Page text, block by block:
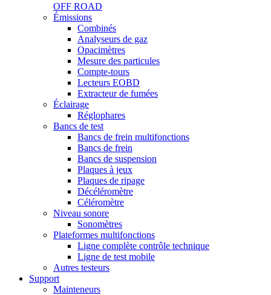
OFF ROAD
Menu Émissions
Combinés
Analyseurs de gaz
Opacimètres
Mesure des particules
Compte-tours
Lecteurs EOBD
Extracteur de fumées
Éclairage
Réglophares
Bancs de test
Bancs de frein multifonctions
Bancs de frein
Bancs de suspension
Plaques à jeux
Plaques de ripage
Décéléromètre
Céléromètre
Niveau sonore
Sonomètres
Plateformes multifonctions
Ligne complète contrôle technique
Ligne de test mobile
Autres testeurs
Support
Mainteneurs